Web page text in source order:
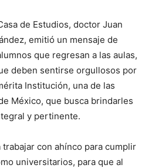
de Estudios, doctor Juan
emitió un mensaje de
que regresan a las aulas,
deben sentirse orgullosos por
Institución, una de las
México, que busca brindarles
y pertinente.
con ahínco para cumplir
universitarios, para que al